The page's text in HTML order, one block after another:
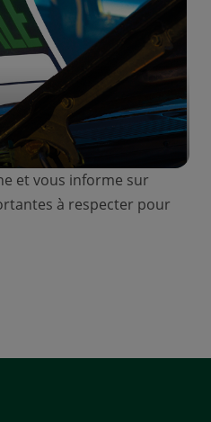
et vous informe sur
à respecter pour